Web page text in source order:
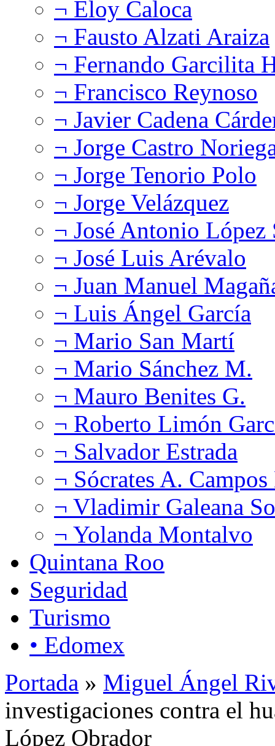
¬ Eloy Caloca
¬ Fausto Alzati Araiza
¬ Fernando Garcilita
¬ Francisco Reynoso
¬ Javier Cadena
¬ Jorge Castro
¬ Jorge Tenorio Polo
¬ Jorge Velázquez
¬ José Antonio López
¬ José Luis Arévalo
¬ Juan Manuel
¬ Luis Ángel García
¬ Mario San Martí
¬ Mario Sánchez M.
¬ Mauro Benites G.
¬ Roberto Limón
¬ Salvador Estrada
¬ Sócrates A.
¬ Vladimir Galeana
¬ Yolanda Montalvo
Quintana Roo
Seguridad
Turismo
• Edomex
Portada » Miguel Ángel
investigaciones contra el
López Obrador